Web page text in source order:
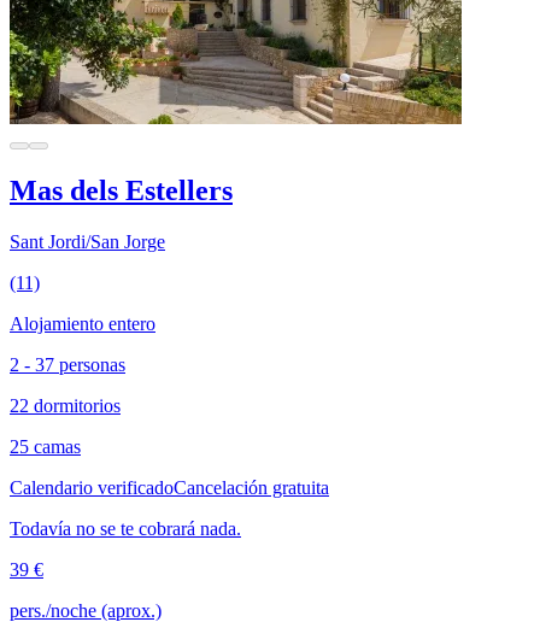
Mas dels Estellers
Sant Jordi/San Jorge
(11)
Alojamiento entero
2 - 37 personas
22 dormitorios
25 camas
Calendario verificadoCancelación gratuita
Todavía no se te cobrará nada.
39 €
pers./noche (aprox.)